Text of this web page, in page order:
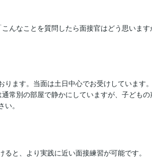
んなことを質問したら面接官はどう思いま
ます。当面は土日中心でお受けしています。
常別の部屋で静かにしていますが、子ども
。
と、より実践に近い面接練習が可能です。